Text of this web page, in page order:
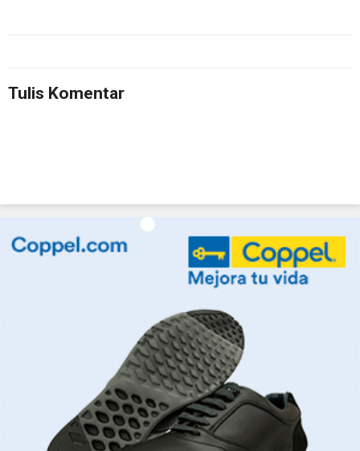
Tulis Komentar